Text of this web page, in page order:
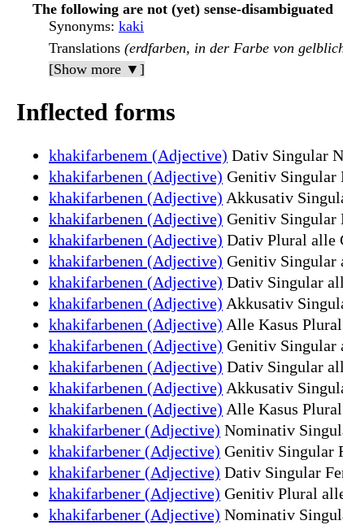
The following are not (yet) sense-disambiguated
Synonyms: kaki
Translations (erdfarben, in der Farbe von
[Show more ▼]
Inflected forms
khakifarbenem (Adjective) Dativ Singular
khakifarbenen (Adjective) Genitiv Singular
khakifarbenen (Adjective) Akkusativ
khakifarbenen (Adjective) Genitiv Singular
khakifarbenen (Adjective) Dativ Plural alle
khakifarbenen (Adjective) Genitiv Singular
khakifarbenen (Adjective) Dativ Singular
khakifarbenen (Adjective) Akkusativ
khakifarbenen (Adjective) Alle Kasus
khakifarbenen (Adjective) Genitiv Singular
khakifarbenen (Adjective) Dativ Singular
khakifarbenen (Adjective) Akkusativ
khakifarbenen (Adjective) Alle Kasus
khakifarbener (Adjective) Nominativ
khakifarbener (Adjective) Genitiv Singular
khakifarbener (Adjective) Dativ Singular
khakifarbener (Adjective) Genitiv Plural
khakifarbener (Adjective) Nominativ